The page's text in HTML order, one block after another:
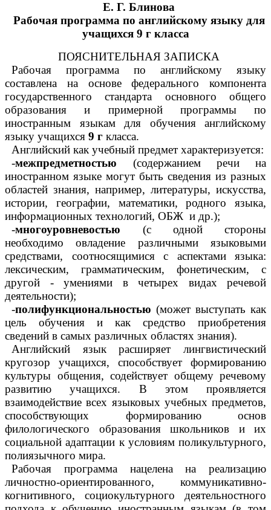
Е. Г. Блинова
Рабочая программа по английскому языку для
учащихся 9 г класса
ПОЯСНИТЕЛЬНАЯ ЗАПИСКА
Рабочая программа по английскому языку
составлена на основе федерального компонента
государственного стандарта основного общего
образования и примерной программы по
иностранным языкам для обучения английскому
языку учащихся 9 г класса.
Английский как учебный предмет характеризуется:
-межпредметностью (содержанием речи на
иностранном языке могут быть сведения из разных
областей знания, например, литературы, искусства,
истории, географии, математики, родного
языка,
информационных технологий, ОБЖ и др.);
-многоуровневостью (с одной стороны
необходимо овладение различными языковыми
средствами, соотносящимися с аспектами языка:
лексическим, грамматическим, фонетическим, с
другой - умениями в четырех видах речевой
деятельности);
-полифункциональностью (может выступать как
цель обучения и как средство приобретения
сведений в самых различных областях знания).
Английский язык расширяет лингвистический
кругозор учащихся, способствует формированию
культуры общения, содействует общему речевому
развитию учащихся. В этом проявляется
взаимодействие всех языковых учебных предметов,
способствующих формированию основ
филологического образования школьников и их
социальной адаптации к условиям поликультурного,
полиязычного мира.
Рабочая программа нацелена на реализацию
личностно-ориентированного, коммуникативно-
когнитивного, социокультурного деятельностного